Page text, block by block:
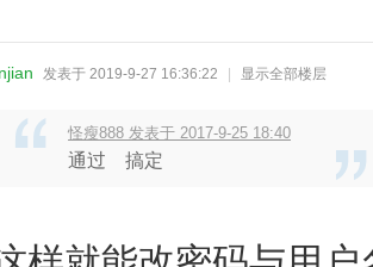
发表于 2019-9-27 16:36:22 显示全部楼层
怪瘦888 发表于 2017-9-25 18:40
通过 搞定